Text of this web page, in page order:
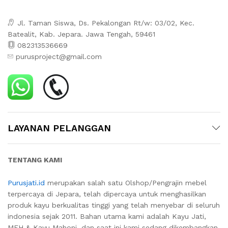
Jl. Taman Siswa, Ds. Pekalongan Rt/w: 03/02, Kec.
Batealit, Kab. Jepara. Jawa Tengah, 59461
082313536669
purusproject@gmail.com
LAYANAN PELANGGAN
TENTANG KAMI
Purusjati.id merupakan salah satu Olshop/Pengrajin mebel
terpercaya di Jepara, telah dipercaya untuk menghasilkan
produk kayu berkualitas tinggi yang telah menyebar di seluruh
indonesia sejak 2011. Bahan utama kami adalah Kayu Jati,